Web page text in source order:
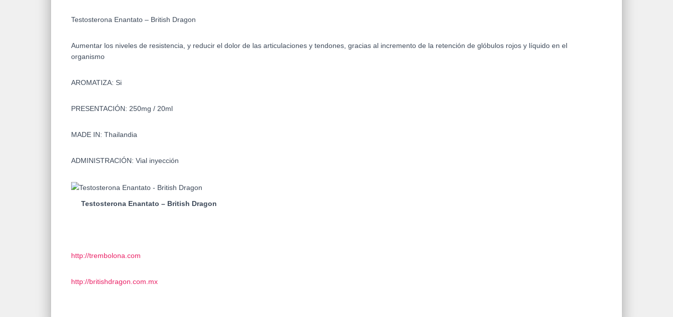
Testosterona Enantato – British Dragon
Aumentar los niveles de resistencia, y reducir el dolor de las articulaciones y tendones, gracias al incremento de la retención de glóbulos rojos y líquido en el
organismo
AROMATIZA: Si
PRESENTACIÓN: 250mg / 20ml
MADE IN: Thailandia
ADMINISTRACIÓN: Vial inyección
Testosterona Enantato – British Dragon
http://trembolona.com
http://britishdragon.com.mx